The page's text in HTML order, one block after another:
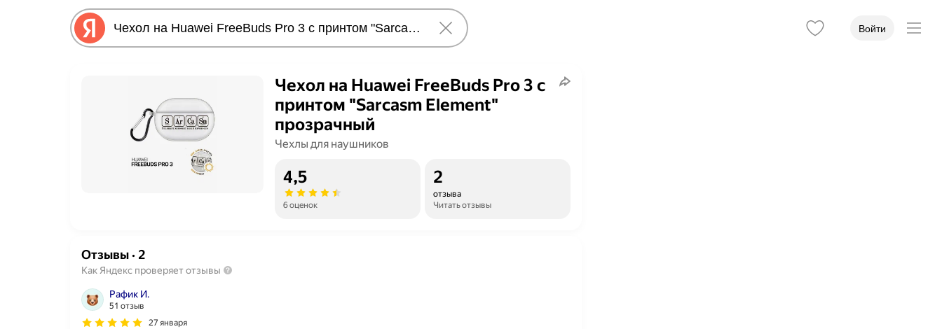
Войти
Чехол на Huawei FreeBuds Pro 3 с
принтом "Sarcasm Element"
прозрачный
Чехлы для наушников
4,5
6 оценок
2
отзыва
Читать отзывы
Отзывы· 2
Как Яндекс проверяет отзывы
Рафик И.
51 отзыв
27 января